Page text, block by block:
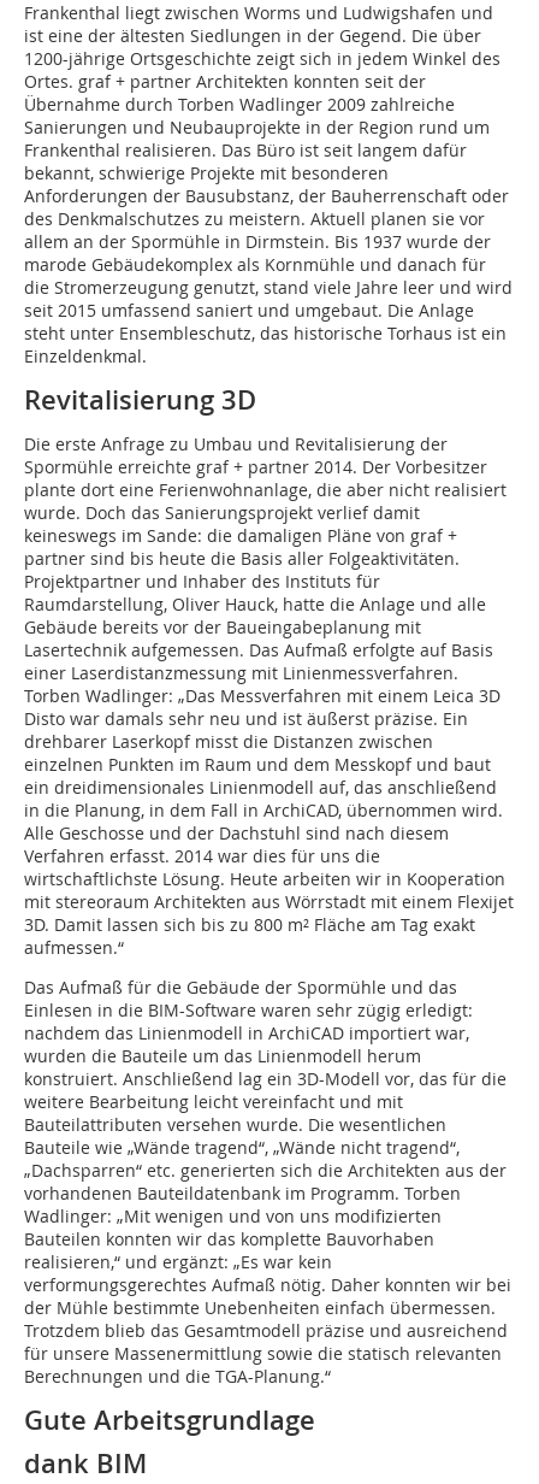
Frankenthal liegt zwischen Worms und Ludwigshafen und
ist eine der ältesten Siedlungen in der Gegend. Die über
1200-jährige Ortsgeschichte zeigt sich in jedem Winkel des
Ortes. graf + partner Architekten konnten seit der
Übernahme durch Torben Wadlinger 2009 zahlreiche
Sanierungen und Neubauprojekte in der Region rund um
Frankenthal realisieren. Das Büro ist seit langem dafür
bekannt, schwierige Projekte mit besonderen
Anforderungen der Bausubstanz, der Bauherrenschaft oder
des Denkmalschutzes zu meistern. Aktuell planen sie vor
allem an der Spormühle in Dirmstein. Bis 1937 wurde der
marode Gebäudekomplex als Kornmühle und danach für
die Stromerzeugung genutzt, stand viele Jahre leer und wird
seit 2015 umfassend saniert und umgebaut. Die Anlage
steht unter Ensembleschutz, das historische Torhaus ist ein
Einzeldenkmal.
Revitalisierung 3D
Die erste Anfrage zu Umbau und Revitalisierung der
Spormühle erreichte graf + partner 2014. Der Vorbesitzer
plante dort eine Ferienwohnanlage, die aber nicht realisiert
wurde. Doch das Sanierungsprojekt verlief damit
keineswegs im Sande: die damaligen Pläne von graf +
partner sind bis heute die Basis aller Folgeaktivitäten.
Projektpartner und Inhaber des Instituts für
Raumdarstellung, Oliver Hauck, hatte die Anlage und alle
Gebäude bereits vor der Baueingabeplanung mit
Lasertechnik aufgemessen. Das Aufmaß erfolgte auf Basis
einer Laserdistanzmessung mit Linienmessverfahren.
Torben Wadlinger: „Das Messverfahren mit einem Leica 3D
Disto war damals sehr neu und ist äußerst präzise. Ein
drehbarer Laserkopf misst die Distanzen zwischen
einzelnen Punkten im Raum und dem Messkopf und baut
ein dreidimensionales Linienmodell auf, das anschließend
in die Planung, in dem Fall in ArchiCAD, übernommen wird.
Alle Geschosse und der Dachstuhl sind nach diesem
Verfahren erfasst. 2014 war dies für uns die
wirtschaftlichste Lösung. Heute arbeiten wir in Kooperation
mit stereoraum Architekten aus Wörrstadt mit einem Flexijet
3D. Damit lassen sich bis zu 800 m² Fläche am Tag exakt
aufmessen.“
Das Aufmaß für die Gebäude der Spormühle und das
Einlesen in die BIM-Software waren sehr zügig erledigt:
nachdem das Linienmodell in ArchiCAD importiert war,
wurden die Bauteile um das Linienmodell herum
konstruiert. Anschließend lag ein 3D-Modell vor, das für die
weitere Bearbeitung leicht vereinfacht und mit
Bauteilattributen versehen wurde. Die wesentlichen
Bauteile wie „Wände tragend“, „Wände nicht tragend“,
„Dachsparren“ etc. generierten sich die Architekten aus der
vorhandenen Bauteildatenbank im Programm. Torben
Wadlinger: „Mit wenigen und von uns modifizierten
Bauteilen konnten wir das komplette Bauvorhaben
realisieren,“ und ergänzt: „Es war kein
verformungsgerechtes Aufmaß nötig. Daher konnten wir bei
der Mühle bestimmte Unebenheiten einfach übermessen.
Trotzdem blieb das Gesamtmodell präzise und ausreichend
für unsere Massenermittlung sowie die statisch relevanten
Berechnungen und die TGA-Planung.“
Gute Arbeitsgrundlage
dank BIM